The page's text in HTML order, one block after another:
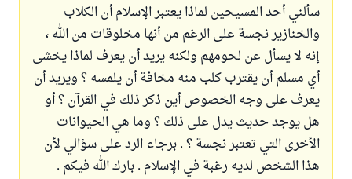
سألني أحد المسيحين لماذا يعتبر الإسلام أن الكلاب
والخنازير نجسة على الرغم من أنها مخلوقات من الله ،
إنه لا يسأل عن لحومهم ولكنه يريد أن يعرف لماذا يخشى
أي مسلم أن يقترب كلب منه مخافة أن يلمسه ؟ ويريد أن
يعرف على وجه الخصوص أين ذكر ذلك في القرآن ؟ أو
هل يوجد حديث يدل على ذلك ؟ وما هي الحيوانات
الأخرى التي تعتبر نجسة ؟ . برجاء الرد على سؤالي لأن
هذا الشخص لديه رغبة في الإسلام . بارك الله فيكم .